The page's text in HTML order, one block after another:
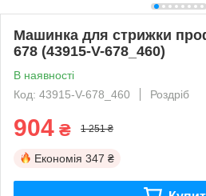
Машинка для стрижки
678 (43915-V-678_460)
В наявності
Код: 43915-V-678_460
Роздріб
904 ₴ 1 251 ₴
Економія 347 ₴